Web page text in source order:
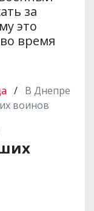
за
это
время
/ В Днепре
воинов